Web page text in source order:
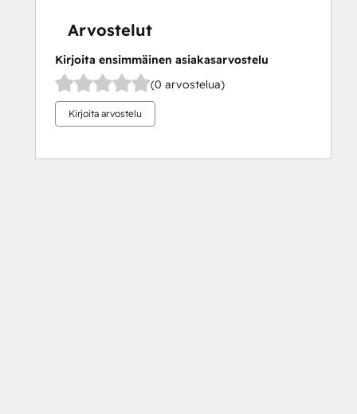
Arvostelut
Kirjoita ensimmäinen asiakasarvostelu
(0 arvostelua)
Kirjoita arvostelu